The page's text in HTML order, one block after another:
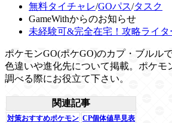
無料タイチャレ/GOパス/タスク
GameWithからのお知らせ
未経験可&完全在宅！攻略ライタ
ポケモンGO(ポケGO)のカプ・ブルル
色違いや進化先について掲載。ポケモ
調べる際にお役立て下さい。
関連記事
対策おすすめポケモン CP個体値早見表